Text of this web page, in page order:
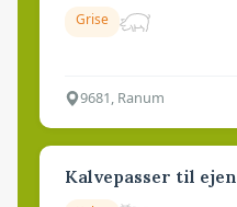
Grise
9681, Ranum
Kalvepasser til